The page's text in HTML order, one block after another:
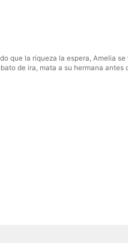
que la riqueza la espera, Amelia se
de ira, mata a su hermana antes